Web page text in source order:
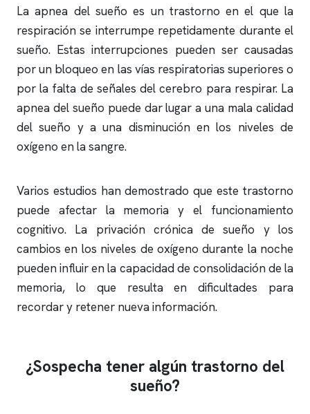
Laapnea del sueño es un trastorno en el que la
respiración se interrumpe repetidamente durante el
sueño. Estas interrupciones pueden ser causadas
por un bloqueo en las vías respiratorias superiores o
por la falta de señales del cerebro para respirar. La
apnea del sueño puede dar lugar a una mala calidad
del sueño y a una disminución en los niveles de
oxígeno en la sangre.
Varios estudios han demostrado que este trastorno
puede afectar la memoria y el funcionamiento
cognitivo. La privación crónica de sueño y los
cambios en los niveles de oxígeno durante la noche
pueden influir en la capacidad de consolidación de la
memoria, lo que resulta en dificultades para
recordar y retener nueva información.
¿Sospecha tener algún trastorno del
sueño?